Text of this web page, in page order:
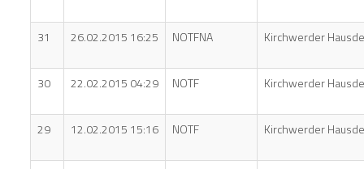
31 26.02.2015 16:25 NOTFNA Kirchwerder
30 22.02.2015 04:29 NOTF Kirchwerder
29 12.02.2015 15:16 NOTF Kirchwerder